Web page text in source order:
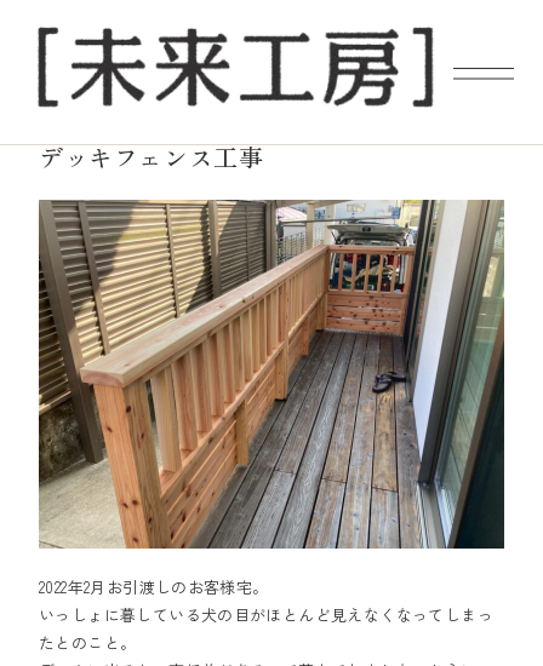
デッキフェンス工事
2022年2月お引渡しのお客様宅。
いっしょに暮している犬の目がほとんど見えなくなってしまっ
たとのこと。